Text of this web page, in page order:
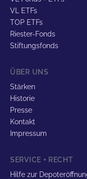
VL ETFs
TOP ETFs
Riester-Fonds
Stiftungsfonds
ÜBER UNS
Stärken
Historie
Presse
Kontakt
Impressum
SERVICE + RECHT
Hilfe zur